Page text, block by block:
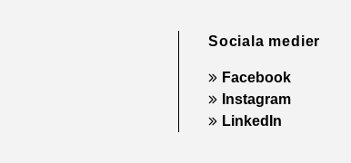
Sociala medier
Facebook
Instagram
LinkedIn